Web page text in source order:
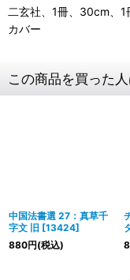
二玄社、1冊、30cm、
カバー
この商品を買った
中国法書選 27：真草千
字文 旧 [13424]
880円(税込)